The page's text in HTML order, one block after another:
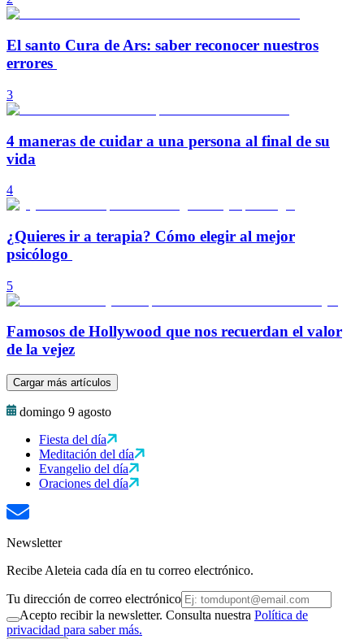
El santo Cura de Ars: saber reconocer nuestros
errores
3
4 maneras de cuidar a una persona al final de su
vida
4
¿Quieres ir a terapia? Cómo elegir al mejor
psicólogo
5
Famosos de Hollywood que nos recuerdan el valor
de la vejez
Cargar más artículos
domingo 9 agosto
Fiesta del día
Meditación del día
Evangelio del día
Oraciones del día
Newsletter
Recibe Aleteia cada día en tu correo electrónico.
Tu dirección de correo electrónico
Acepto recibir la newsletter. Consulta nuestra Política de
privacidad para saber más.